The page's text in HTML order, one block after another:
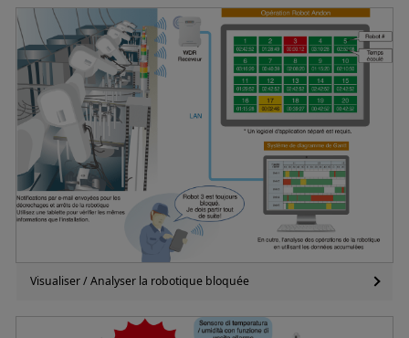
Visualiser / Analyser la robotique bloquée